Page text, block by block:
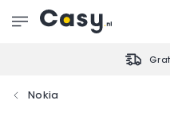
Nokia